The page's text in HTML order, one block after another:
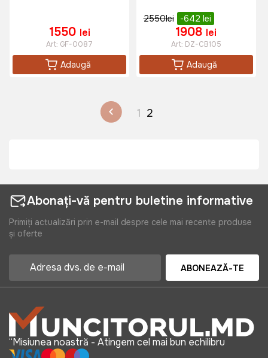
1550 lei
Art: GF-0087
Adaugă
2550lei -642 lei
1908 lei
Art: DZ-CB105
Adaugă
1 2
Abonați-vă pentru buletine informative
Primiți actualizări prin e-mail despre cele mai recente produse
și oferte
ABONEAZĂ-TE
“Misiunea noastră - Atingem cel mai bun echilibru